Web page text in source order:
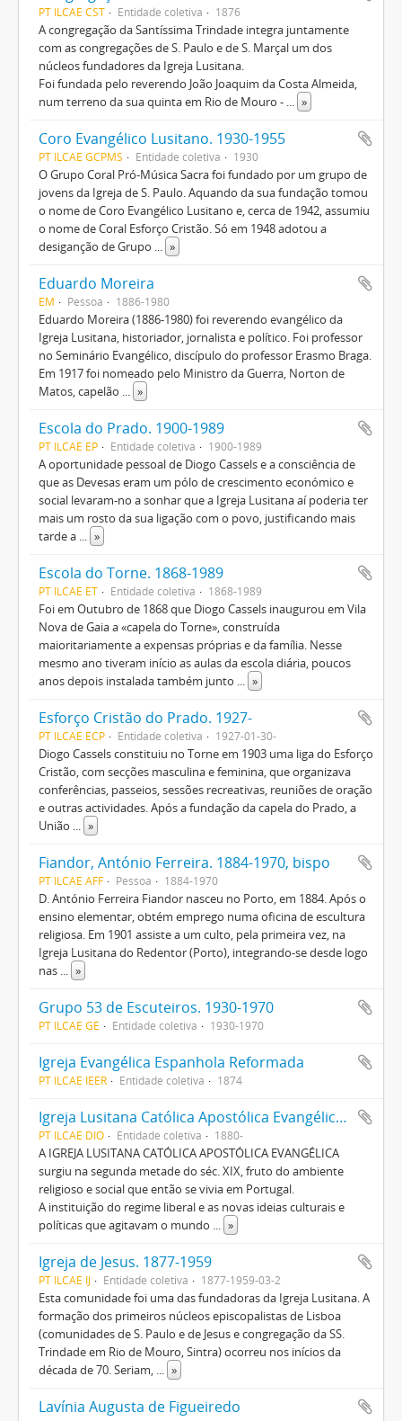
PT ILCAE CST Entidade coletiva 1876
A congregação da Santíssima Trindade integra juntamente
com as congregações de S. Paulo e de S. Marçal um dos
núcleos fundadores da Igreja Lusitana.
Foi fundada pelo reverendo João Joaquim da Costa Almeida,
num terreno da sua quinta em Rio de Mouro - ... »
Coro Evangélico Lusitano. 1930-1955
PT ILCAE GCPMS Entidade coletiva 1930
O Grupo Coral Pró-Música Sacra foi fundado por um grupo de
jovens da Igreja de S. Paulo. Aquando da sua fundação tomou
o nome de Coro Evangélico Lusitano e, cerca de 1942, assumiu
o nome de Coral Esforço Cristão. Só em 1948 adotou a
desiganção de Grupo ... »
Eduardo Moreira
EM Pessoa 1886-1980
Eduardo Moreira (1886-1980) foi reverendo evangélico da
Igreja Lusitana, historiador, jornalista e político. Foi professor
no Seminário Evangélico, discípulo do professor Erasmo Braga.
Em 1917 foi nomeado pelo Ministro da Guerra, Norton de
Matos, capelão ... »
Escola do Prado. 1900-1989
PT ILCAE EP Entidade coletiva 1900-1989
A oportunidade pessoal de Diogo Cassels e a consciência de
que as Devesas eram um pólo de crescimento económico e
social levaram-no a sonhar que a Igreja Lusitana aí poderia ter
mais um rosto da sua ligação com o povo, justificando mais
tarde a ... »
Escola do Torne. 1868-1989
PT ILCAE ET Entidade coletiva 1868-1989
Foi em Outubro de 1868 que Diogo Cassels inaugurou em Vila
Nova de Gaia a «capela do Torne», construída
maioritariamente a expensas próprias e da família. Nesse
mesmo ano tiveram início as aulas da escola diária, poucos
anos depois instalada também junto ... »
Esforço Cristão do Prado. 1927-
PT ILCAE ECP Entidade coletiva 1927-01-30-
Diogo Cassels constituiu no Torne em 1903 uma liga do Esforço
Cristão, com secções masculina e feminina, que organizava
conferências, passeios, sessões recreativas, reuniões de oração
e outras actividades. Após a fundação da capela do Prado, a
União ... »
Fiandor, António Ferreira. 1884-1970, bispo
PT ILCAE AFF Pessoa 1884-1970
D. António Ferreira Fiandor nasceu no Porto, em 1884. Após o
ensino elementar, obtém emprego numa oficina de escultura
religiosa. Em 1901 assiste a um culto, pela primeira vez, na
Igreja Lusitana do Redentor (Porto), integrando-se desde logo
nas ... »
Grupo 53 de Escuteiros. 1930-1970
PT ILCAE GE Entidade coletiva 1930-1970
Igreja Evangélica Espanhola Reformada
PT ILCAE IEER Entidade coletiva 1874
Igreja Lusitana Católica Apostólica Evangélica (Diocese). 1880-
PT ILCAE DIO Entidade coletiva 1880-
A IGREJA LUSITANA CATÓLICA APOSTÓLICA EVANGÉLICA
surgiu na segunda metade do séc. XIX, fruto do ambiente
religioso e social que então se vivia em Portugal.
A instituição do regime liberal e as novas ideias culturais e
políticas que agitavam o mundo ... »
Igreja de Jesus. 1877-1959
PT ILCAE IJ Entidade coletiva 1877-1959-03-2
Esta comunidade foi uma das fundadoras da Igreja Lusitana. A
formação dos primeiros núcleos episcopalistas de Lisboa
(comunidades de S. Paulo e de Jesus e congregação da SS.
Trindade em Rio de Mouro, Sintra) ocorreu nos inícios da
década de 70. Seriam, ... »
Lavínia Augusta de Figueiredo